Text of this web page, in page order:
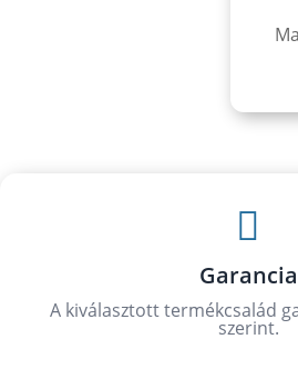

Garancia
A kiválasztott termékcsalád
szerint.